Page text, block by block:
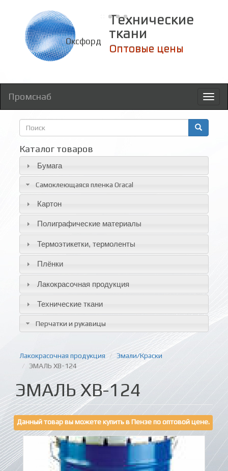
Технические
ткани
Оксфорд
Оптовые цены
Промснаб
Форма
поиска
Каталог товаров
Бумага
Самоклеющаяся пленка Oracal
Картон
Полиграфические материалы
Термоэтикетки, термоленты
Плёнки
Лакокрасочная продукция
Технические ткани
Перчатки и рукавицы
Лакокрасочная продукция
Эмали/Краски
ЭМАЛЬ ХВ-124
ЭМАЛЬ ХВ-124
Данный товар вы можете купить в Пензе по оптовой цене.